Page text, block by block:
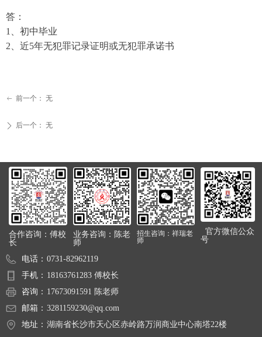
答：
1、初中毕业
2、近5年无犯罪记录证明或无犯罪承诺书
ꂃ 前一个： 无
ꄲ 后一个： 无
合作咨询：傅校
长
业务咨询：陈老
师
官方微信公众
号
招生咨询：祥瑞老
师
电话： 0731-82962119
手机： 18163761283 傅校长
咨询： 17673091591 陈老师
邮箱： 3281159230@qq.com
地址： 湖南省长沙市天心区赤岭路万润商业中心南塔22楼